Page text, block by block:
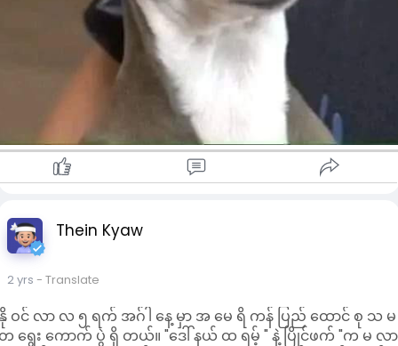
Thein Kyaw
2 yrs - Translate
ဝင် လာ လ ၅ ရက် အဂ်ါ နေ့ မှာ အ မေ ရိ ကန် ပြည် ထောင် စု သ မ
ရွေး ကောက် ပွဲ ရှိ တယ်။ "ဒေါ် နယ် ထ ရမ့် " နဲ့ ပြိုင်ဖက် "က မ လာ